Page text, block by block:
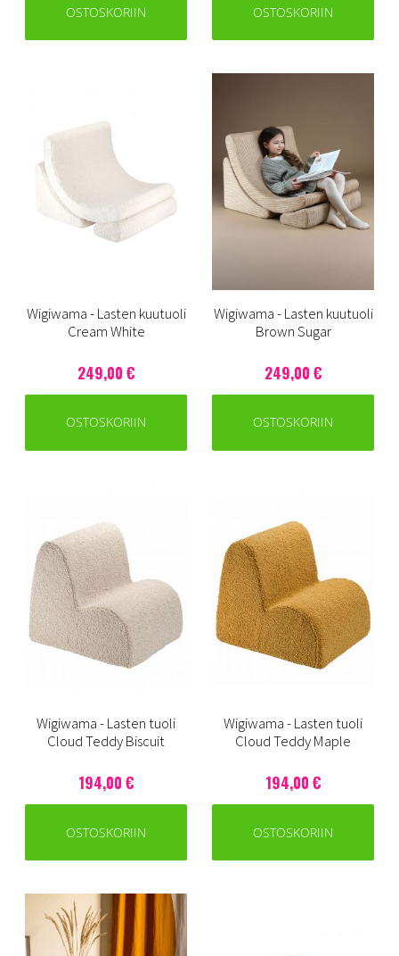
OSTOSKORIIN OSTOSKORIIN
Wigiwama - Lasten kuutuoli
Cream White
249,00 €
OSTOSKORIIN
Wigiwama - Lasten kuutuoli
Brown Sugar
249,00 €
OSTOSKORIIN
Wigiwama - Lasten tuoli
Cloud Teddy Biscuit
194,00 €
OSTOSKORIIN
Wigiwama - Lasten tuoli
Cloud Teddy Maple
194,00 €
OSTOSKORIIN